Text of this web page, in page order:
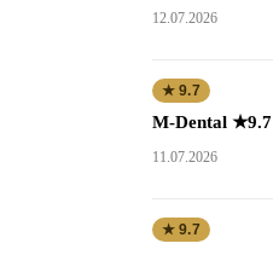
12.07.2026
★ 9.7
M-Dental ★9.7
11.07.2026
★ 9.7